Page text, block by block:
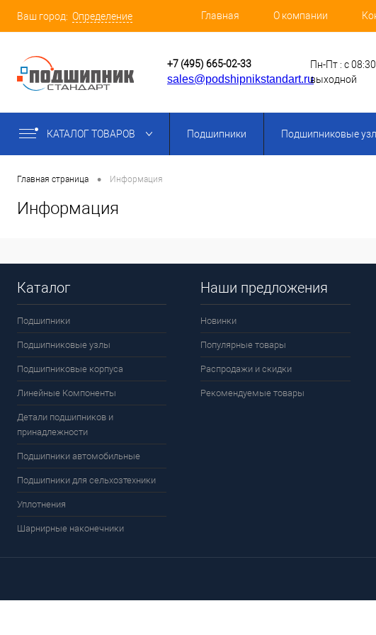
Ваш город: Определение Главная О компании
+7 (495) 665-02-33
sales@podshipnikstandart.ru
Пн-Пт : с
выходной
КАТАЛОГ ТОВАРОВ Подшипники Подшипниковые
Главная страница • Информация
Информация
Каталог
Подшипники
Подшипниковые узлы
Подшипниковые корпуса
Линейные Компоненты
Детали подшипников и
принадлежности
Подшипники автомобильные
Подшипники для сельхозтехники
Уплотнения
Шарнирные наконечники
Наши предложения
Новинки
Популярные товары
Распродажи и скидки
Рекомендуемые товары